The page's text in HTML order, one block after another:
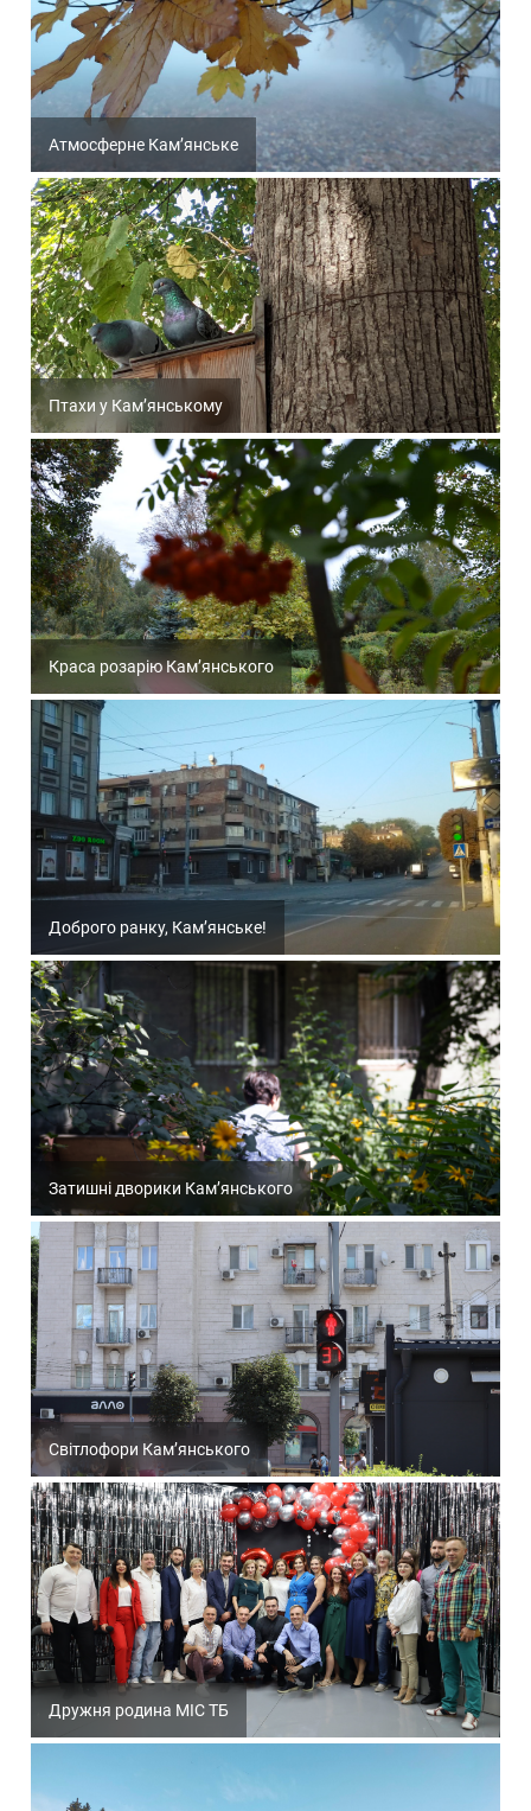
Атмосферне Кам’янське
Птахи у Кам’янському
Краса розарію Кам’янського
Доброго ранку, Кам’янське!
Затишні дворики Кам’янського
Світлофори Кам’янського
Дружня родина МІС ТБ